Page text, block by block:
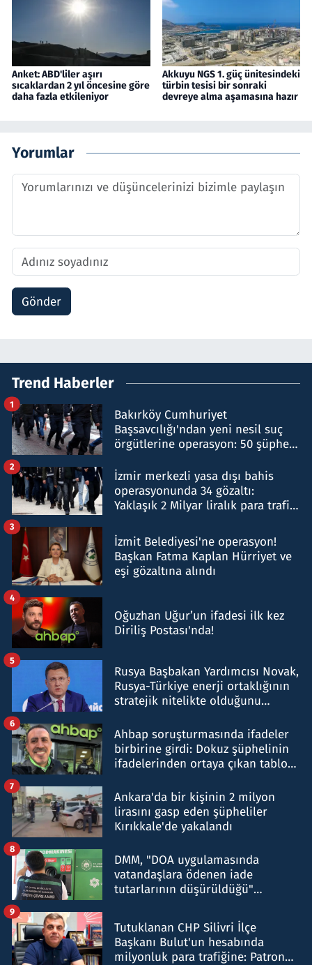
Anket: ABD'liler aşırı
sıcaklardan 2 yıl öncesine göre
daha fazla etkileniyor
Akkuyu NGS 1. güç ünitesindeki
türbin tesisi bir sonraki
devreye alma aşamasına hazır
Yorumlar
Gönder
Trend Haberler
Bakırköy Cumhuriyet
Başsavcılığı'ndan yeni nesil suç
örgütlerine operasyon: 50 şüpheli
1
İzmir merkezli yasa dışı bahis
operasyonunda 34 gözaltı:
Yaklaşık 2 Milyar liralık para trafiği
2
İzmit Belediyesi'ne operasyon!
Başkan Fatma Kaplan Hürriyet ve
eşi gözaltına alındı
3
Oğuzhan Uğur’un ifadesi ilk kez
Diriliş Postası'nda!
4
Rusya Başbakan Yardımcısı Novak,
Rusya-Türkiye enerji ortaklığının
stratejik nitelikte olduğunu
5
Ahbap soruşturmasında ifadeler
birbirine girdi: Dokuz şüphelinin
ifadelerinden ortaya çıkan tablo
6
Ankara'da bir kişinin 2 milyon
lirasını gasp eden şüpheliler
Kırıkkale'de yakalandı
7
DMM, "DOA uygulamasında
vatandaşlara ödenen iade
tutarlarının düşürüldüğü"
8
Tutuklanan CHP Silivri İlçe
Başkanı Bulut'un hesabında
milyonluk para trafiğine: Patron
9